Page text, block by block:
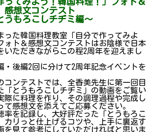
感想文コンテスト
うもろこしチヂミ編～
った韓国料理教室「自分で作ってみよ
ォト＆感想文コンテストはお陰様で日本
いただきながらこの程2周年を迎えまし
・後編2回に分けて2周年記念イベントを
コンテストでは、全香美先生に第一回目
「とうもろこしチヂミ」の動画をご覧い
際に料理を作り、その調理過程や完成し
て感想文を添えてご応募ください。
率を記録し、大好評だった「とうもろこ
カリっと仕上げるコツや、上手に裏返す
を見て参考にしていただければと思いま